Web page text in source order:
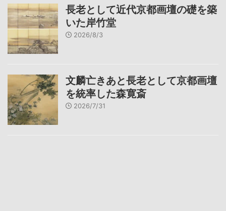
長老として近代京都画壇の礎を築
いた岸竹堂
2026/8/3
文麟亡きあと長老として京都画壇
を統率した森寛斎
2026/7/31